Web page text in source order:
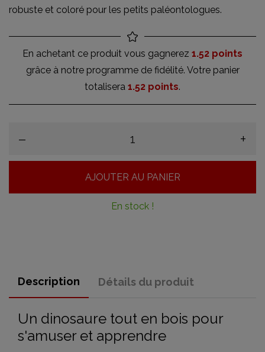
robuste et coloré pour les petits paléontologues.
En achetant ce produit vous gagnerez 1.52 points
grâce à notre programme de fidélité. Votre panier
totalisera 1.52 points.
– +
AJOUTER AU PANIER
En stock !
Description Détails du produit
Un dinosaure tout en bois pour
s'amuser et apprendre